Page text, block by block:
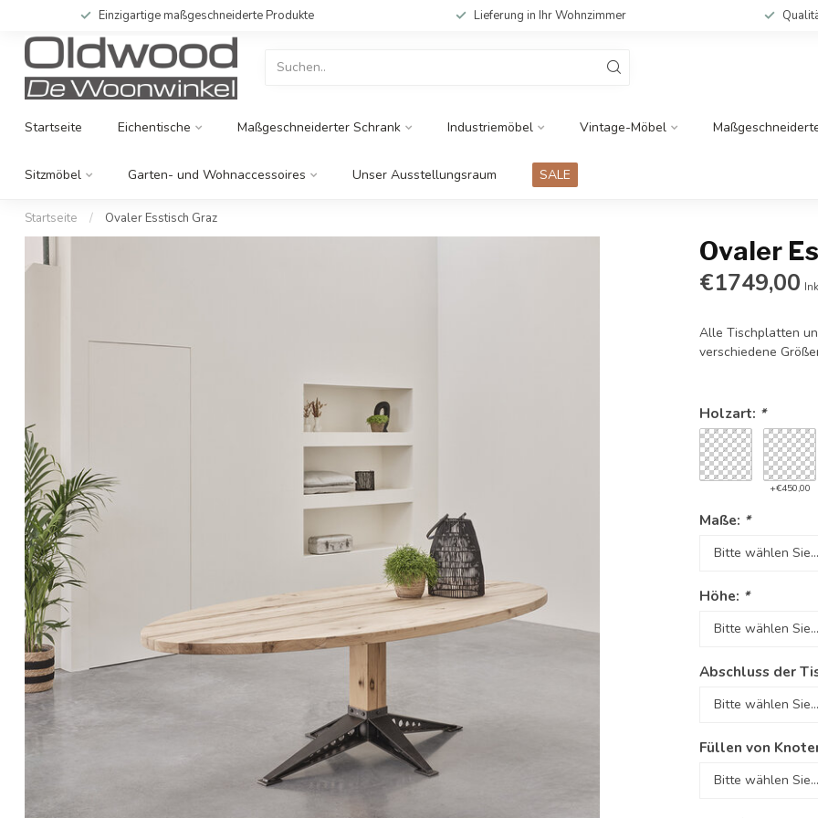
Einzigartige maßgeschneiderte Produkte Lieferung in Ihr Wohnzimmer
Startseite Eichentische Maßgeschneiderter Schrank Industriemöbel Vintage-Möbel
Sitzmöbel Garten- und Wohnaccessoires Unser Ausstellungsraum SALE
Startseite / Ovaler Esstisch Graz
Ovaler
€1749,00
Alle Tischplatten
verschiedene
Holzart: *
+€450,00
Maße: *
Höhe: *
Abschluss der
Füllen von